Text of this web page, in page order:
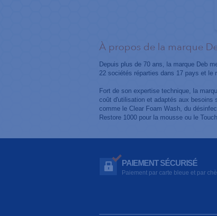
À propos de la marque
Depuis plus de 70 ans, la marque Deb
22 sociétés réparties dans 17 pays et le
Fort de son expertise technique, la
coût d'utilisation et adaptés aux besoins
comme le Clear Foam Wash, du
Restore 1000 pour la mousse ou le
PAIEMENT SÉCURISÉ
Paiement par carte bleue et par